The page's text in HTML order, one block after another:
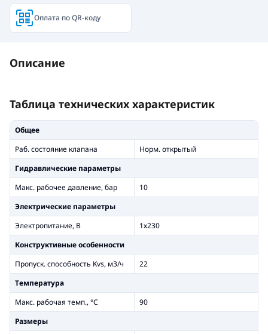
Оплата по QR-коду
Описание
Таблица технических характеристик
Общее
Раб. состояние клапана
Норм. открытый
Гидравлические параметры
Макс. рабочее давление, бар
10
Электрические параметры
Электропитание, В
1х230
Конструктивные особенности
Пропуск. способность Kvs, м3/ч
22
Температура
Макс. рабочая темп., °С
90
Размеры